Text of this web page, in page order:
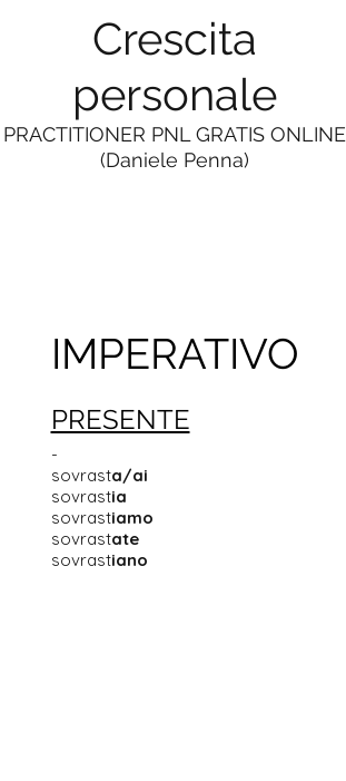
Crescita
personale
PRACTITIONER PNL GRATIS ONLINE
(Daniele Penna)
IMPERATIVO
PRESENTE
-
sovrasta/ai
sovrastia
sovrastiamo
sovrastate
sovrastiano